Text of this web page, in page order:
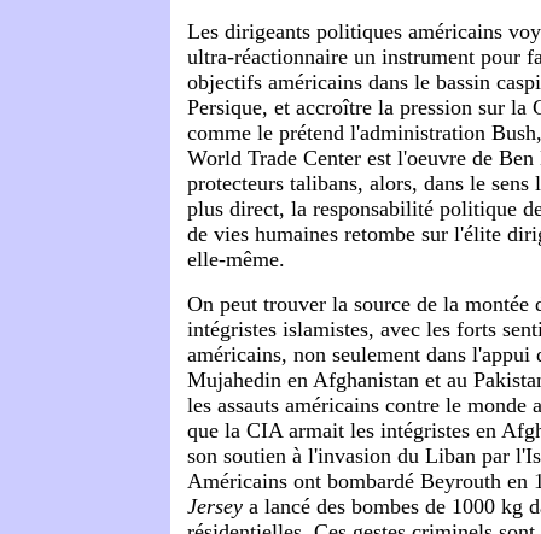
Les dirigeants politiques américains
ultra-réactionnaire un instrument pour
objectifs américains dans le bassin
Persique, et accroître la pression sur la
comme le prétend l'administration
World Trade Center est l'oeuvre de Ben
protecteurs talibans, alors, dans le
plus direct, la responsabilité politique
de vies humaines retombe sur l'élite
elle-même.
On peut trouver la source de la montée
intégristes islamistes, avec les forts
américains, non seulement dans l'appui
Mujahedin en Afghanistan et au
les assauts américains contre le monde
que la CIA armait les intégristes en
son soutien à l'invasion du Liban par
Américains ont bombardé Beyrouth en
Jersey a lancé des bombes de 1000 kg